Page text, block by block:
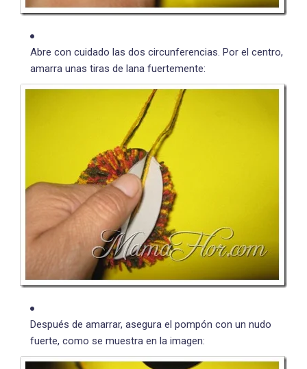
Abre con cuidado las dos circunferencias. Por el centro,
amarra unas tiras de lana fuertemente:
Después de amarrar, asegura el pompón con un nudo
fuerte, como se muestra en la imagen: